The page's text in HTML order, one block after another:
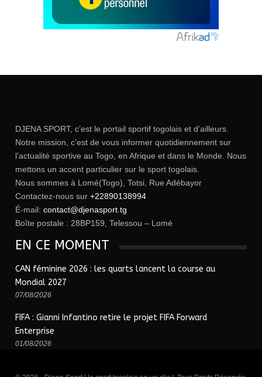
DJENA SPORT, c’est le portail sportif togolais et d’ailleurs.
Notre mission, c’est de vous informer quotidiennement sur
l’actualité sportive au Togo, en Afrique et dans le Monde. Nous
mettons un accent particulier sur le sport togolais.
Nous sommes à Lomé(Togo), Totsi, Rue Adébayor
Contactez-nous sur +22890138994
É-mail: contact@djenasport.tg
Boîte postale : 28BP159, Telessou – Lomé
EN CE MOMENT
CAN féminine 2026 : les quarts lancent la course au
Mondial 2027
07/08/2026
FIFA : Gianni Infantino retire le projet FIFA Forward
Enterprise
01/08/2026